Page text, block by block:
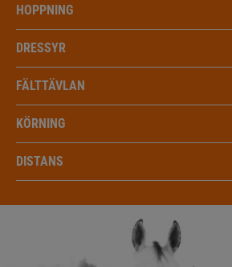
HOPPNING
DRESSYR
FÄLTTÄVLAN
KÖRNING
DISTANS